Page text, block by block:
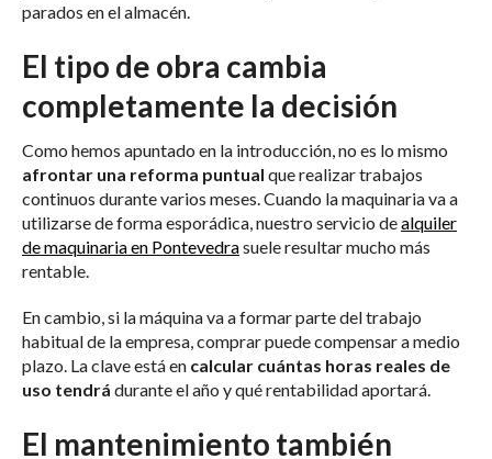
parados en el almacén.
El tipo de obra cambia
completamente la decisión
Como hemos apuntado en la introducción, no es lo mismo
afrontar una reforma puntual que realizar trabajos
continuos durante varios meses. Cuando la maquinaria va a
utilizarse de forma esporádica, nuestro servicio dealquiler
de maquinaria en Pontevedrasuele resultar mucho más
rentable.
En cambio, si la máquina va a formar parte del trabajo
habitual de la empresa, comprar puede compensar a medio
plazo. La clave está en calcular cuántas horas reales de
uso tendrá durante el año y qué rentabilidad aportará.
El mantenimiento también